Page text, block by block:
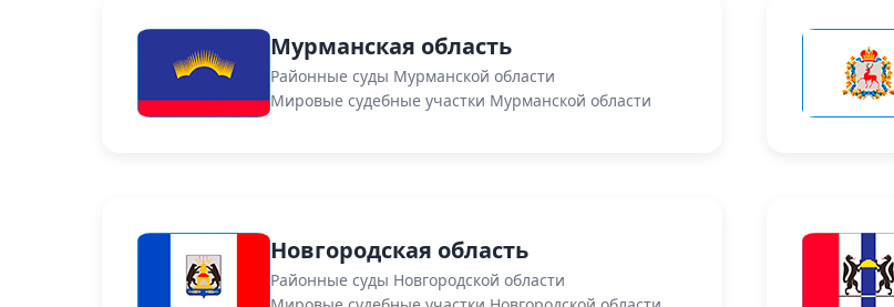
Мурманская область
Районные суды Мурманской области
Мировые судебные участки Мурманской области
Новгородская область
Районные суды Новгородской области